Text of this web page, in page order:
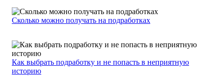
Сколько можно получать на подработках
Как выбрать подработку и не попасть в неприятную
историю